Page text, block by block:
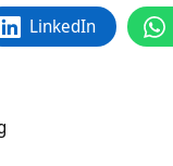
LinkedIn